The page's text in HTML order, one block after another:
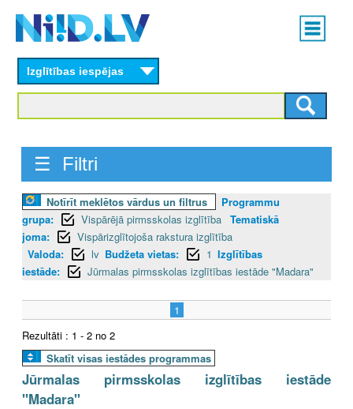
content
Main
menu
Izglītības iespējas
☰ Filtri
Notīrīt meklētos vārdus un filtrus
Programmu
grupa:
Vispārējā pirmsskolas izglītība Tematiskā
joma:
Vispārizglītojoša rakstura izglītība
Valoda:
lv Budžeta vietas: 1 Izglītības
iestāde:
Jūrmalas pirmsskolas izglītības iestāde "Madara"
1
Rezultāti : 1 - 2 no 2
Skatīt visas iestādes programmas
Jūrmalas pirmsskolas izglītības iestāde
"Madara"